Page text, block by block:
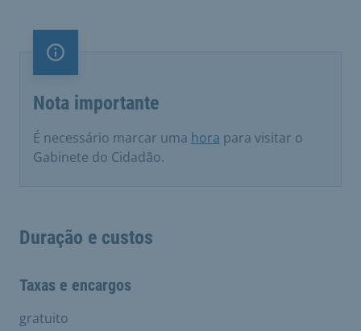
Nota importante
Nota importante
É necessário marcar uma hora para visitar o
Gabinete do Cidadão.
Duração e custos
Taxas e encargos
gratuito